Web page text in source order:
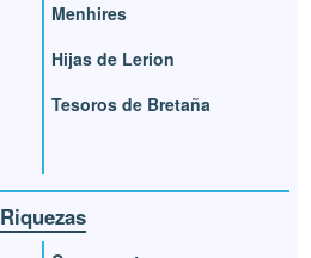
Menhires
Hijas de Lerion
Tesoros de Bretaña
Riquezas